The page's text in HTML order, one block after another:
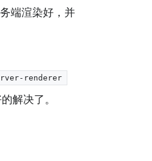
端渲染好，并
renderer
解决了。